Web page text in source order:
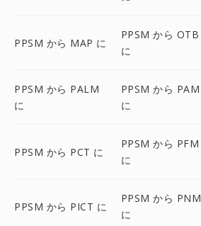
PPSM から MAP に
PPSM から OTB
に
PPSM から PALM
に
PPSM から PAM
に
PPSM から PCT に
PPSM から PFM
に
PPSM から PICT に
PPSM から PNM
に